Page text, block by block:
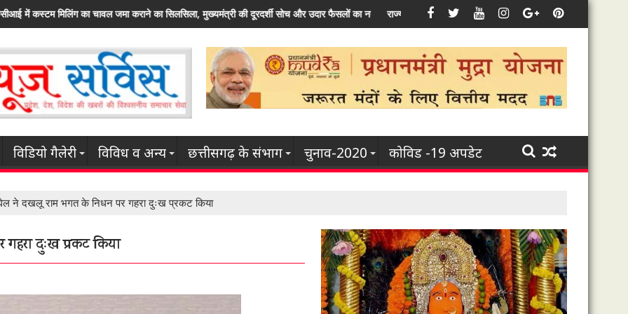
मुख्यमंत्री की दूरदर्शी सोच और उदार फैसलों का नतीजाराज्य सरकार कृषि क्षेत्र सहित इससे जुड़े हर उद्यम के विकास के लिए कृत-संकल्पित : मुख्यमंत्री भूपेश बघेल
विडियो गैलेरी विविध व अन्य छत्तीसगढ़ के संभाग चुनाव-2020 कोविड -19 अपडेट
ने दखलू राम भगत के निधन पर गहरा दुःख प्रकट किया
दुःख प्रकट किया